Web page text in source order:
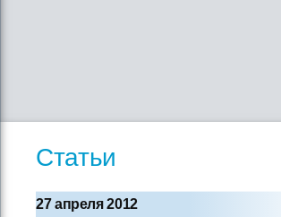
Статьи
27 апреля 2012